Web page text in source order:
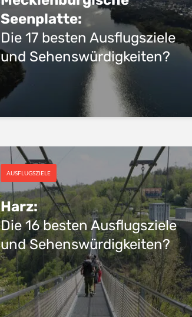
Seenplatte:
Die 17 besten Ausflugsziele
und Sehenswürdigkeiten?
AUSFLUGSZIELE
Harz:
Die 16 besten Ausflugsziele
und Sehenswürdigkeiten?